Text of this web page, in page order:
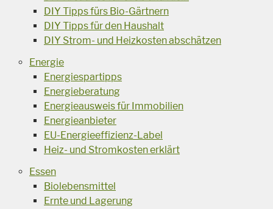
DIY Tipps fürs Bio-Gärtnern
DIY Tipps für den Haushalt
DIY Strom- und Heizkosten abschätzen
Energie
Energiespartipps
Energieberatung
Energieausweis für Immobilien
Energieanbieter
EU-Energieeffizienz-Label
Heiz- und Stromkosten erklärt
Essen
Biolebensmittel
Ernte und Lagerung